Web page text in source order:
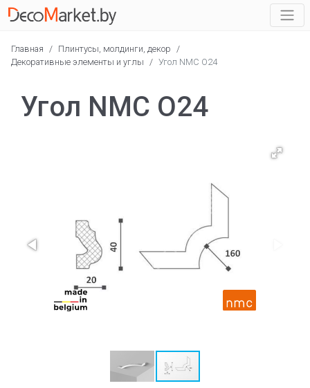
Главная / Плинтусы, молдинги, декор /
Декоративные элементы и углы / Угол NMC O24
Угол NMC O24